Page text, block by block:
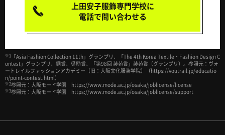
上田安子服飾専門学校に
電話で問い合わせる
※1
「Asia Fashion Collection 11th」グランプリ、「The 4th Korea Textile・Fashion Design C
ontest」グランプリ、銅賞、奨励賞、「第98回 装苑賞」装苑賞（グランプリ）。参照元：ヴォ
ートレイルファッションアカデミー（旧：大阪文化服装学院）（https://voutrail.jp/educatio
n/point-contest.html）
※2参照元：大阪モード学園 https://www.mode.ac.jp/osaka/joblicense/license
※3参照元：大阪モード学園 https://www.mode.ac.jp/osaka/joblicense/support